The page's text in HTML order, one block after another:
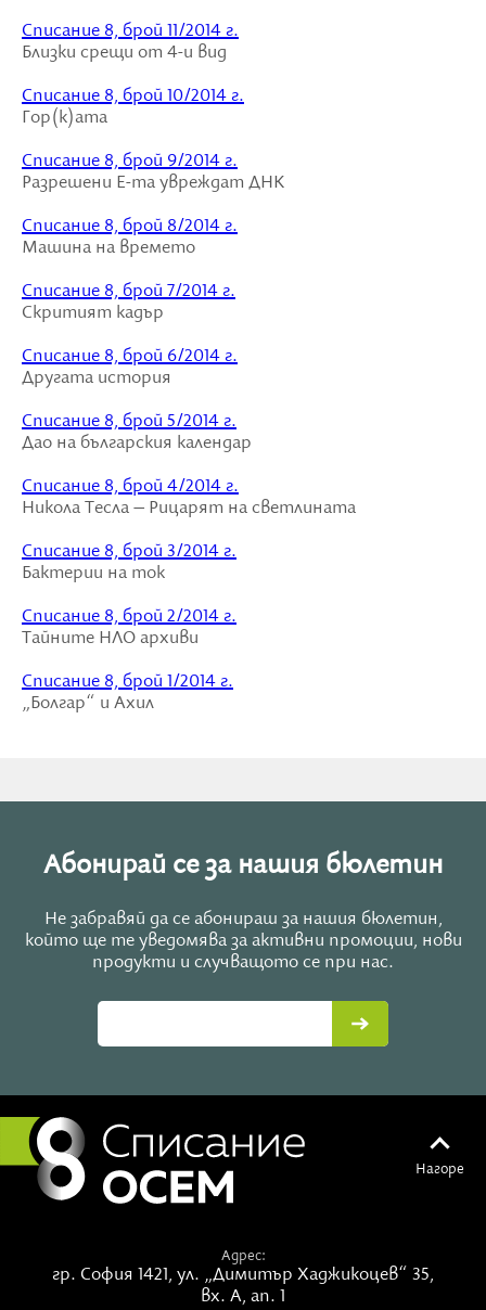
Списание 8, брой 11/2014 г.
Близки срещи от 4-и вид
Списание 8, брой 10/2014 г.
Гор(к)ата
Списание 8, брой 9/2014 г.
Разрешени Е-та увреждат ДНК
Списание 8, брой 8/2014 г.
Машина на времето
Списание 8, брой 7/2014 г.
Скритият кадър
Списание 8, брой 6/2014 г.
Другата история
Списание 8, брой 5/2014 г.
Дао на българския календар
Списание 8, брой 4/2014 г.
Никола Тесла – Рицарят на светлината
Списание 8, брой 3/2014 г.
Бактерии на ток
Списание 8, брой 2/2014 г.
Тайните НЛО архиви
Списание 8, брой 1/2014 г.
„Болгар“ и Ахил
Абонирай се за нашия бюлетин
Не забравяй да се абонираш за нашия бюлетин,
който ще те уведомява за активни промоции, нови
продукти и случващото се при нас.
Нагоре
Адрес:
гр. София 1421, ул. „Димитър Хаджикоцев“ 35,
вх. А, ап. 1